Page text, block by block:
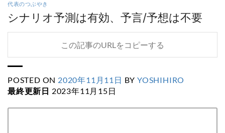
代表のつぶやき
シナリオ予測は有効、予言/予想は不要
この記事のURLをコピーする
POSTED ON 2020年11月11日 BYYOSHIHIRO
最終更新日 2023年11月15日